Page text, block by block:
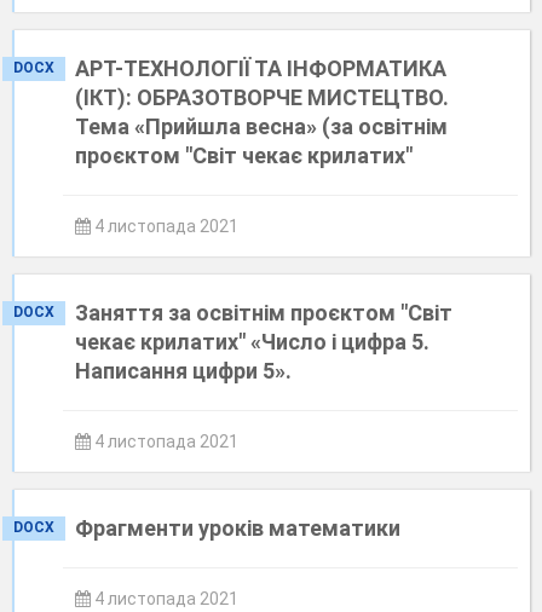
DOCX
АРТ-ТЕХНОЛОГІЇ ТА ІНФОРМАТИКА
(ІКТ): ОБРАЗОТВОРЧЕ МИСТЕЦТВО.
Тема «Прийшла весна» (за освітнім
проєктом "Світ чекає крилатих"
4 листопада 2021
DOCX
Заняття за освітнім проєктом "Світ
чекає крилатих" «Число і цифра 5.
Написання цифри 5».
4 листопада 2021
DOCX Фрагменти уроків математики
4 листопада 2021